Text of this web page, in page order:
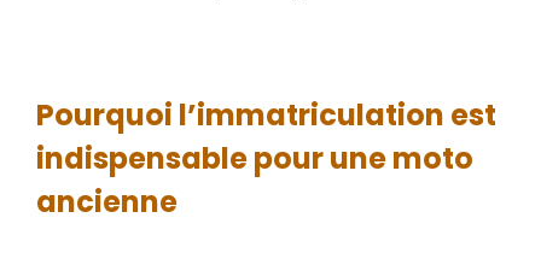
Pourquoi l’immatriculation est
indispensable pour une moto
ancienne